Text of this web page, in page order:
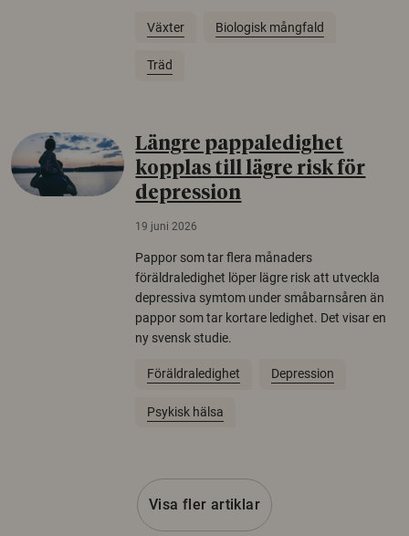
Växter Biologisk mångfald
Träd
Längre pappaledighet
kopplas till lägre risk för
depression
19 juni 2026
Pappor som tar flera månaders
föräldraledighet löper lägre risk att utveckla
depressiva symtom under småbarnsåren än
pappor som tar kortare ledighet. Det visar en
ny svensk studie.
Föräldraledighet Depression
Psykisk hälsa
Visa fler artiklar